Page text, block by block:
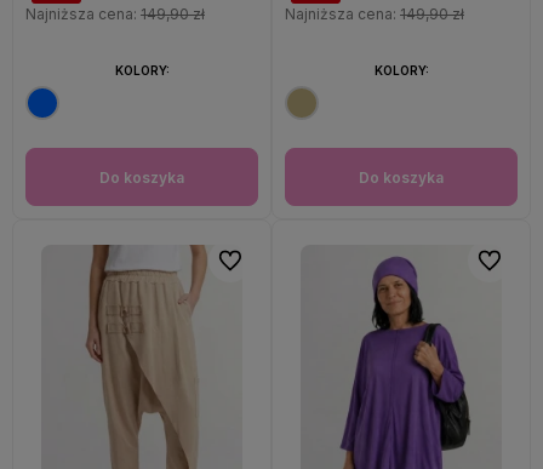
Najniższa cena: 149,90 zł
Do koszyka
KOLORY:
Najniższa cena: 149,90 zł
Do koszyka
KOLORY:
Do ulubionych Do